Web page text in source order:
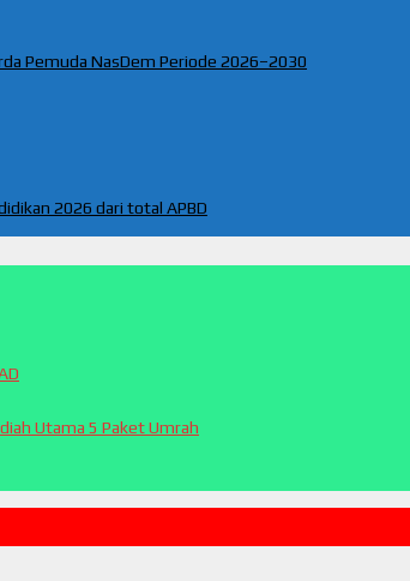
Pemuda NasDem Periode 2026–2030
2026 dari total APBD
Utama 5 Paket Umrah